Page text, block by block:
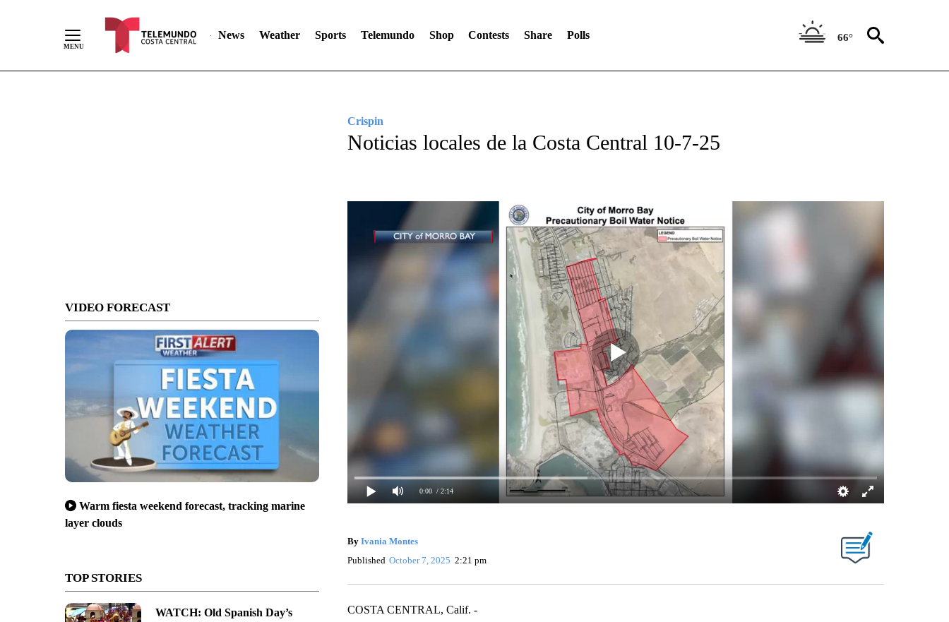
News Weather Sports Telemundo Shop Contests Share Polls 66°
VIDEO FORECAST
Warm fiesta weekend forecast, tracking marine
layer clouds
TOP STORIES
WATCH: Old Spanish Day’s
Crispin
Noticias locales de la Costa Central 10-7-25
0:00 / 2:14
By Ivania Montes
Published October 7, 2025 2:21 pm
COSTA CENTRAL, Calif. -